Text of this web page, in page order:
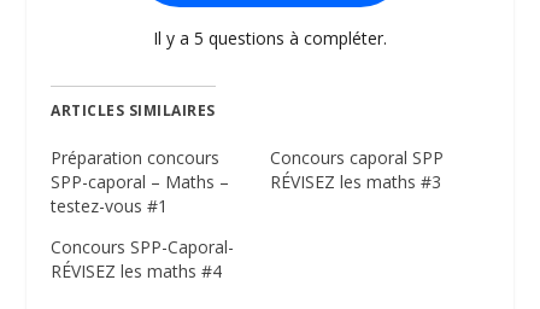
Il y a 5 questions à compléter.
ARTICLES SIMILAIRES
Préparation concours
SPP-caporal – Maths –
testez-vous #1
Concours caporal SPP
RÉVISEZ les maths #3
Concours SPP-Caporal-
RÉVISEZ les maths #4